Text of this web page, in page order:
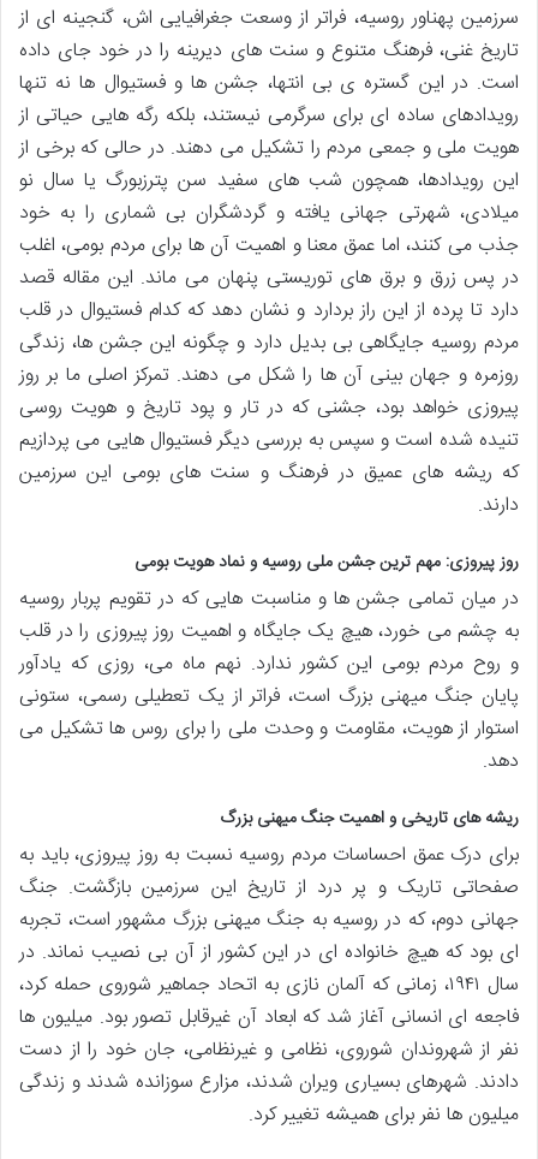
سرزمین پهناور روسیه، فراتر از وسعت جغرافیایی اش، گنجینه ای از
تاریخ غنی، فرهنگ متنوع و سنت های دیرینه را در خود جای داده
است. در این گستره ی بی انتها، جشن ها و فستیوال ها نه تنها
رویدادهای ساده ای برای سرگرمی نیستند، بلکه رگه هایی حیاتی از
هویت ملی و جمعی مردم را تشکیل می دهند. در حالی که برخی از
این رویدادها، همچون شب های سفید سن پترزبورگ یا سال نو
میلادی، شهرتی جهانی یافته و گردشگران بی شماری را به خود
جذب می کنند، اما عمق معنا و اهمیت آن ها برای مردم بومی، اغلب
در پس زرق و برق های توریستی پنهان می ماند. این مقاله قصد
دارد تا پرده از این راز بردارد و نشان دهد که کدام فستیوال در قلب
مردم روسیه جایگاهی بی بدیل دارد و چگونه این جشن ها، زندگی
روزمره و جهان بینی آن ها را شکل می دهند. تمرکز اصلی ما بر روز
پیروزی خواهد بود، جشنی که در تار و پود تاریخ و هویت روسی
تنیده شده است و سپس به بررسی دیگر فستیوال هایی می پردازیم
که ریشه های عمیق در فرهنگ و سنت های بومی این سرزمین
دارند.
روز پیروزی: مهم ترین جشن ملی روسیه و نماد هویت بومی
در میان تمامی جشن ها و مناسبت هایی که در تقویم پربار روسیه
به چشم می خورد، هیچ یک جایگاه و اهمیت روز پیروزی را در قلب
و روح مردم بومی این کشور ندارد. نهم ماه می، روزی که یادآور
پایان جنگ میهنی بزرگ است، فراتر از یک تعطیلی رسمی، ستونی
استوار از هویت، مقاومت و وحدت ملی را برای روس ها تشکیل می
دهد.
ریشه های تاریخی و اهمیت جنگ میهنی بزرگ
برای درک عمق احساسات مردم روسیه نسبت به روز پیروزی، باید به
صفحاتی تاریک و پر درد از تاریخ این سرزمین بازگشت. جنگ
جهانی دوم، که در روسیه به جنگ میهنی بزرگ مشهور است، تجربه
ای بود که هیچ خانواده ای در این کشور از آن بی نصیب نماند. در
سال ۱۹۴۱، زمانی که آلمان نازی به اتحاد جماهیر شوروی حمله کرد،
فاجعه ای انسانی آغاز شد که ابعاد آن غیرقابل تصور بود. میلیون ها
نفر از شهروندان شوروی، نظامی و غیرنظامی، جان خود را از دست
دادند. شهرهای بسیاری ویران شدند، مزارع سوزانده شدند و زندگی
میلیون ها نفر برای همیشه تغییر کرد.